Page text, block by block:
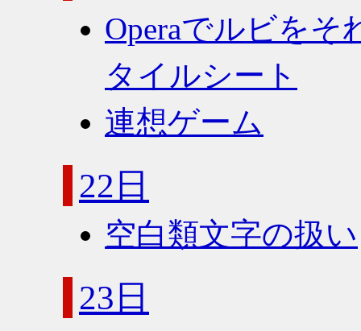
Operaでルビを
タイルシート
連想ゲーム
22日
空白類文字の扱い
23日